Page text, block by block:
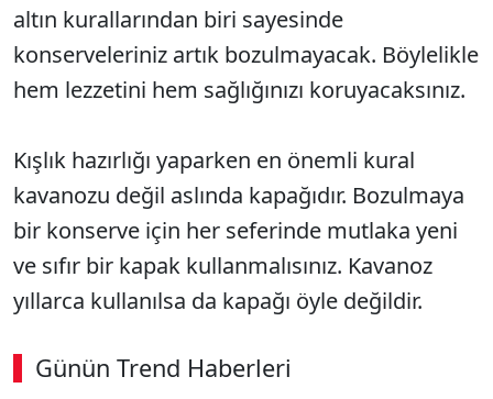
altın kurallarından biri sayesinde
konserveleriniz artık bozulmayacak. Böylelikle
hem lezzetini hem sağlığınızı koruyacaksınız.
Kışlık hazırlığı yaparken en önemli kural
kavanozu değil aslında kapağıdır. Bozulmaya
bir konserve için her seferinde mutlaka yeni
ve sıfır bir kapak kullanmalısınız. Kavanoz
yıllarca kullanılsa da kapağı öyle değildir.
Günün Trend Haberleri
00:02 / 09:15